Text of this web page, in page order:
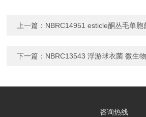
上一篇： NBRC14951 esticle酮丛毛单胞
下一篇： NBRC13543 浮游球衣菌 微生
咨询热线